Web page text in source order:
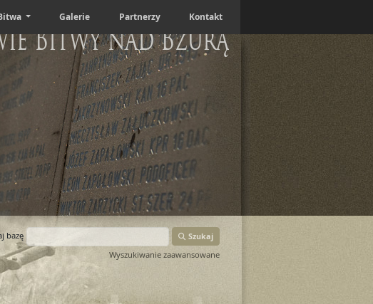
Galerie Partnerzy Kontakt
Bitwy nad Bzurą
bazę
Szukaj
Wyszukiwanie zaawansowane